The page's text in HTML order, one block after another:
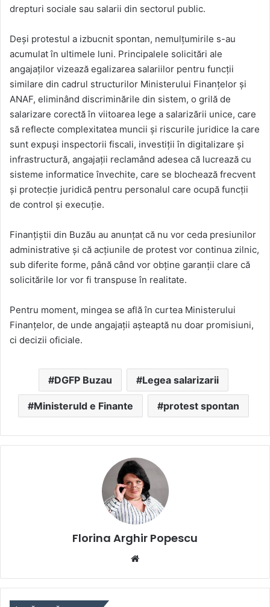
drepturi sociale sau salarii din sectorul public.
Deși protestul a izbucnit spontan, nemulțumirile s-au
acumulat în ultimele luni. Principalele solicitări ale
angajaților vizează egalizarea salariilor pentru funcții
similare din cadrul structurilor Ministerului Finanțelor și
ANAF, eliminând discriminările din sistem, o grilă de
salarizare corectă în viitoarea lege a salarizării unice, care
să reflecte complexitatea muncii și riscurile juridice la care
sunt expuși inspectorii fiscali, investiții în digitalizare și
infrastructură, angajații reclamând adesea că lucrează cu
sisteme informatice învechite, care se blochează frecvent
și protecție juridică pentru personalul care ocupă funcții
de control și execuție.
Finanțiștii din Buzău au anunțat că nu vor ceda presiunilor
administrative și că acțiunile de protest vor continua zilnic,
sub diferite forme, până când vor obține garanții clare că
solicitările lor vor fi transpuse în realitate.
Pentru moment, mingea se află în curtea Ministerului
Finanțelor, de unde angajații așteaptă nu doar promisiuni,
ci decizii oficiale.
DGFP Buzau Legea salarizarii
Ministeruld e Finante protest spontan
Florina Arghir Popescu